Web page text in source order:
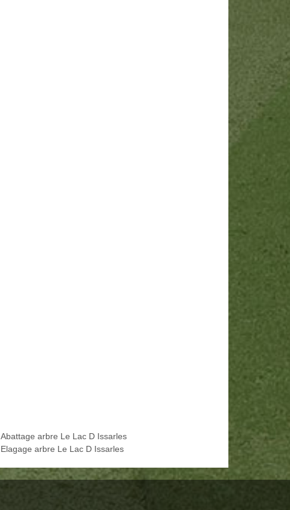
Abattage arbre Le Lac D Issarles
Elagage arbre Le Lac D Issarles